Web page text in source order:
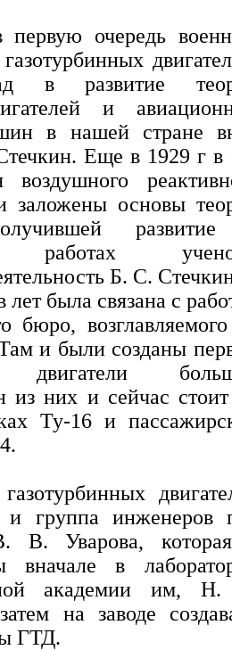
очередь
в развитие
и
в нашей стране
Еще в 1929 г в
воздушного
заложены основы
работах
Б. С.
лет была связана с
бюро,
и были созданы
двигатели
них и сейчас
Ту-16 и
и группа инженеров
В. Уварова,
вначале в
академии им,
на заводе
ГТД.